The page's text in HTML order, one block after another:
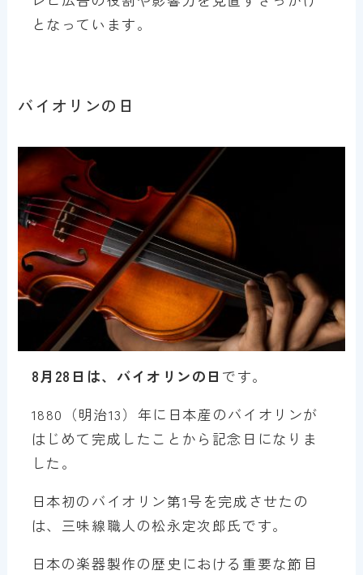
となっています。
バイオリンの日
8月28日は、バイオリンの日 です。
1880（明治13）年に日本産のバイオリンが
はじめて完成したことから記念日になりま
した。
日本初のバイオリン第1号を完成させたの
は、三味線職人の松永定次郎氏です。
日本の楽器製作の歴史における重要な節目